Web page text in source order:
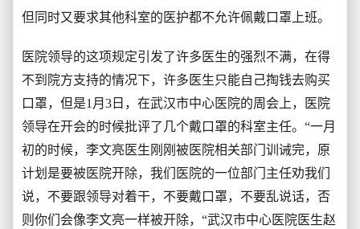
但同时又要求其他科室的医护都不允许佩戴口罩上班。
医院领导的这项规定引发了许多医生的强烈不满，在得
不到院方支持的情况下，许多医生只能自己掏钱去购买
口罩，但是1月3日，在武汉市中心医院的周会上，医院
领导在开会的时候批评了几个戴口罩的科室主任。“一月
初的时候，李文亮医生刚刚被医院相关部门训诫完，原
计划是要被医院开除，我们医院的一位部门主任劝我们
说，不要跟领导对着干，不要戴口罩，不要乱说话，否
则你们会像李文亮一样被开除，“武汉市中心医院医生赵